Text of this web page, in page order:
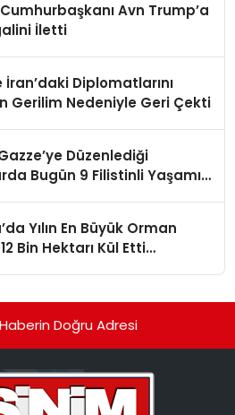
Avn Trump’a
İletti
Diplomatlarını
Gerilim Nedeniyle Geri Çekti
Düzenlediği
Bugün 9 Filistinli Yaşamını
Yılın En Büyük Orman
Bin Hektarı Kül Etti
Doğru Adresi